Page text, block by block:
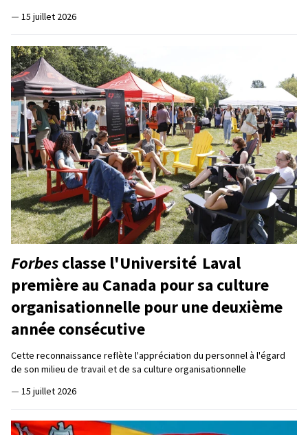
— 15 juillet 2026
Forbesclasse l'Université Laval
première au Canada pour sa culture
organisationnelle pour une deuxième
année consécutive
Cette reconnaissance reflète l'appréciation du personnel à l'égard
de son milieu de travail et de sa culture organisationnelle
— 15 juillet 2026